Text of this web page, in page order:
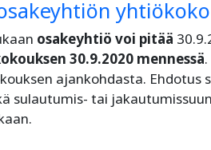
osakeyhtiö voi pitää
30.9.2020 mennessä
ajankohdasta.
sulautumis- tai